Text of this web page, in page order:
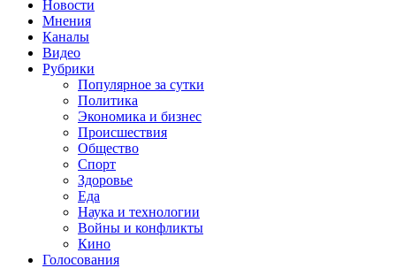
Новости
Мнения
Каналы
Видео
Рубрики
Популярное за сутки
Политика
Экономика и бизнес
Происшествия
Общество
Спорт
Здоровье
Еда
Наука и технологии
Войны и конфликты
Кино
Голосования